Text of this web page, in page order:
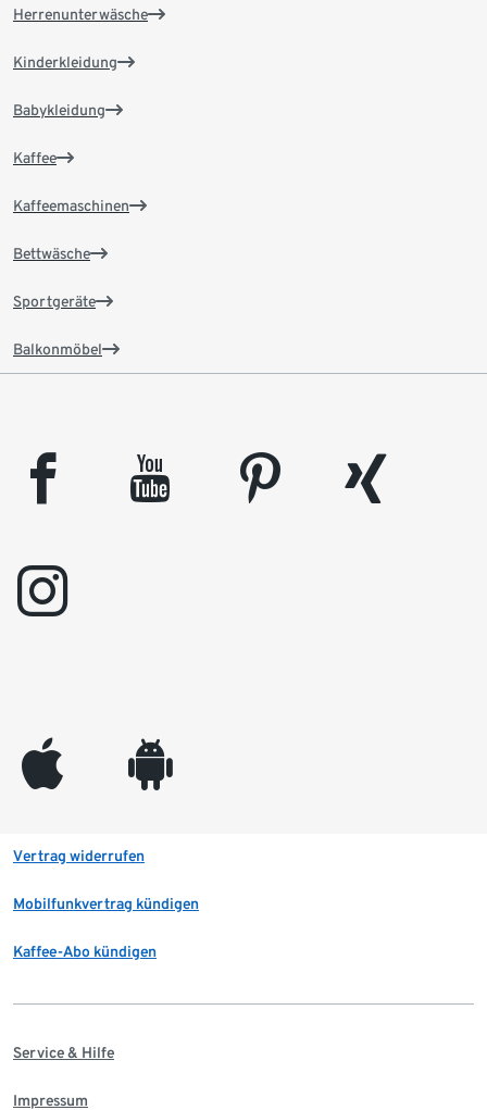
Herrenunterwäsche
Kinderkleidung
Babykleidung
Kaffee
Kaffeemaschinen
Bettwäsche
Sportgeräte
Balkonmöbel
facebook youtube pinterest
xing
instagram
appleinc android
Vertrag widerrufen
Mobilfunkvertrag kündigen
Kaffee-Abo kündigen
Service & Hilfe
Impressum